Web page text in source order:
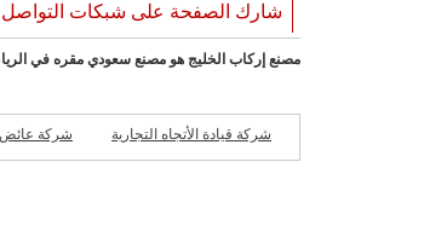
شارك الصفحة على شبكات التواصل
مصنع إركاب الخليج هو مصنع سعودي مقره في
شركة قيادة الأتجاه التجارية
شركة عائض